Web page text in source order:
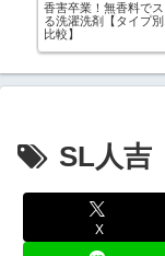
香害卒業！無香料でス
る洗濯洗剤【タイプ別
比較】
SL人吉
X